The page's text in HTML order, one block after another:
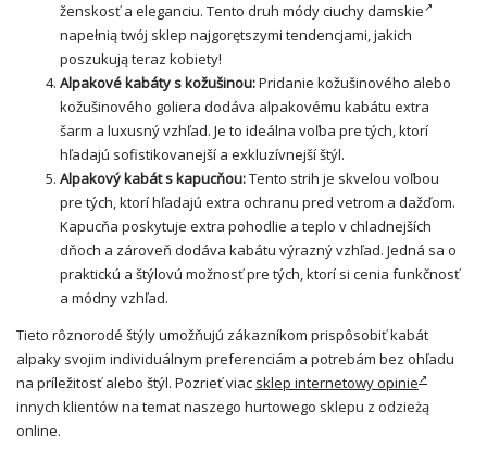
ženskosť a eleganciu. Tento druh módyciuchy damskie
napełnią twój sklep najgorętszymi tendencjami, jakich
poszukują teraz kobiety!
Alpakové kabáty s kožušinou:Pridanie kožušinového alebo
kožušinového goliera dodáva alpakovému kabátu extra
šarm a luxusný vzhľad. Je to ideálna voľba pre tých, ktorí
hľadajú sofistikovanejší a exkluzívnejší štýl.
Alpakový kabát s kapucňou:Tento strih je skvelou voľbou
pre tých, ktorí hľadajú extra ochranu pred vetrom a dažďom.
Kapucňa poskytuje extra pohodlie a teplo v chladnejších
dňoch a zároveň dodáva kabátu výrazný vzhľad. Jedná sa o
praktickú a štýlovú možnosť pre tých, ktorí si cenia funkčnosť
a módny vzhľad.
Tieto rôznorodé štýly umožňujú zákazníkom prispôsobiť kabát
alpaky svojim individuálnym preferenciám a potrebám bez ohľadu
na príležitosť alebo štýl. Pozrieť viac sklep internetowy opinie
innych klientów na temat naszego hurtowego sklepu z odzieżą
online.